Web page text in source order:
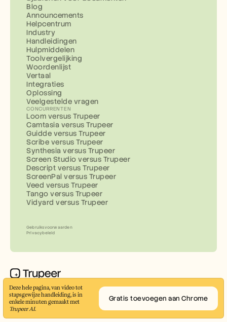
Maak professionele demovideo’s en
documentatie in enkele minuten
© 2026 Trupeer Inc.
Blog
Announcements
Helpcentrum
Industry
Handleidingen
Hulpmiddelen
Toolvergelijking
Woordenlijst
Vertaal
Integraties
Oplossing
Veelgestelde vragen
CONCURRENTEN
Loom versus Trupeer
Camtasia versus Trupeer
Guidde versus Trupeer
Scribe versus Trupeer
Synthesia versus Trupeer
Screen Studio versus Trupeer
Descript versus Trupeer
ScreenPal versus Trupeer
Veed versus Trupeer
Tango versus Trupeer
Vidyard versus Trupeer
Gebruiksvoorwaarden
Privacybeleid
Deze hele pagina, van video tot
stapsgewijze handleiding, is in
Trupeer AI.
Gratis toevoegen aan Chrome